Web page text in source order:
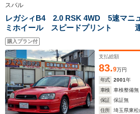
排気量
駆動方式
1331～1496cc
FF、4WD FF
スバル
レガシィB4 2.0 RSK 4WD 5速マニ
ミホイール スピードプリント 運
ク 助手席エアバック/パワーウィンド
リング/ETC
購入プラン付
支払総額
83.9万円
年式
2001年
車検
車検整備無
保証
保証無
住所
埼玉県東松